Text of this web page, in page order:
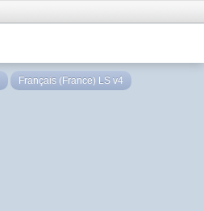
Français (France) LS v4